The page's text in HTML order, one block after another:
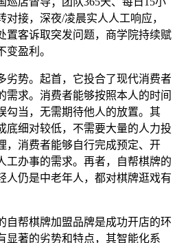
接，深夜/凌晨实人人工响应，
置客诉取突发问题，商学院持续赋
盈利。
势。起首，它投合了现代消费者
需求。消费者能够按照本人的时间
勾当，无需期待他人的放置。其
底细对较低，不需要大量的人力投
，消费者能够自行完成预定、开
工办事的需求。再者，自帮棋牌的
人仍是中老年人，都对棋牌逛戏有
帮棋牌加盟品牌是成功开店的环
显著的劣势和特点，其智能化系